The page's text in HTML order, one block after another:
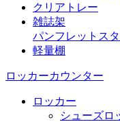
クリアトレー
雑誌架
パンフレットス
軽量棚
ロッカーカウンター
ロッカー
シューズロ